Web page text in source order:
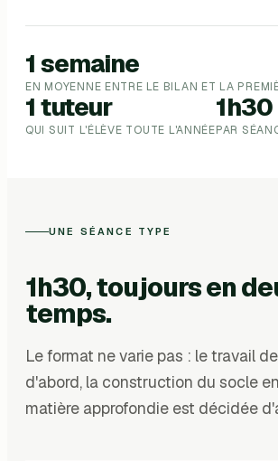
1 semaine
EN MOYENNE ENTRE LE BILAN ET LA
1 tuteur
QUI SUIT L'ÉLÈVE TOUTE L'ANNÉE
1h30
PAR
UNE SÉANCE TYPE
1h30, toujours en
temps.
Le format ne varie pas : le travail
d'abord, la construction du socle
matière approfondie est décidée